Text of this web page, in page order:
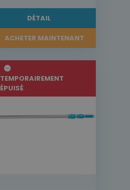
DÉTAIL
ACHETER MAINTENANT
TEMPORAIREMENT
ÉPUISÉ